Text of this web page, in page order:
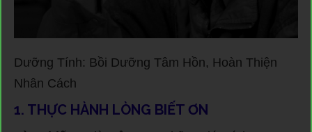
Dưỡng Tính: Bồi Dưỡng Tâm Hồn, Hoàn Thiện
Nhân Cách
1. THỰC HÀNH LÒNG BIẾT ƠN